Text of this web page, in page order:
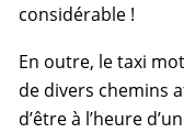
considérable !
En outre, le taxi
de divers chemins
d’être à l’heure